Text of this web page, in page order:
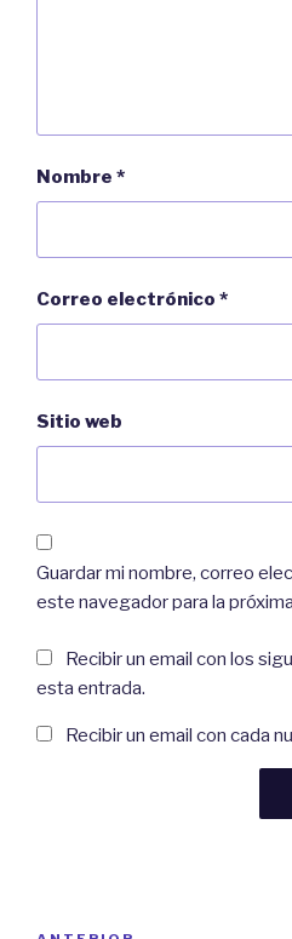
Nombre *
Correo electrónico *
Sitio web
Guardar mi nombre, correo
este navegador para la
Recibir un email con los
esta entrada.
Recibir un email con cada